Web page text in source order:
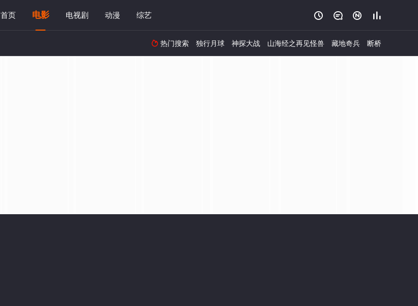
首页 电影 电视剧 动漫 综艺    
 热门搜索 独行月球 神探大战 山海经之再见怪兽 藏地奇兵 断桥